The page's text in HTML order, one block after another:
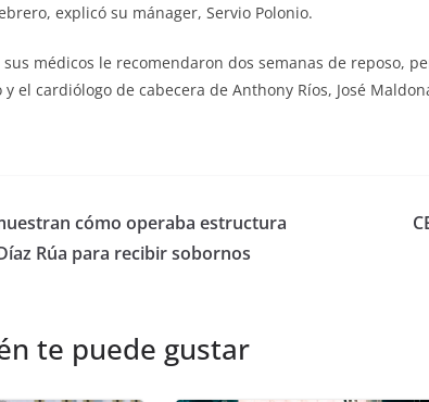
explicó su mánager, Servio Polonio.
médicos le recomendaron dos semanas de reposo,
el cardiólogo de cabecera de Anthony Ríos, José
cómo operaba estructura
Rúa para recibir sobornos
te puede gustar